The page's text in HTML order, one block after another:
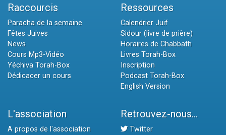
Raccourcis
Paracha de la semaine
Fêtes Juives
News
Cours Mp3-Vidéo
Yéchiva Torah-Box
Dédicacer un cours
Ressources
Calendrier Juif
Sidour (livre de prière)
Horaires de Chabbath
Livres Torah-Box
Inscription
Podcast Torah-Box
English Version
L'association
A propos de l'association
Retrouvez-nous...
Twitter